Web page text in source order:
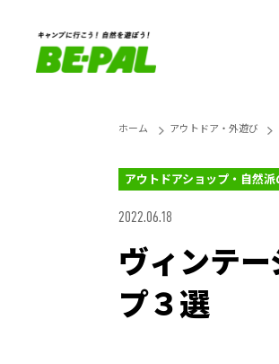
ホーム アウトドア・外遊び
アウトドアショップ・自然派
2022.06.18
ヴィンテ
プ３選